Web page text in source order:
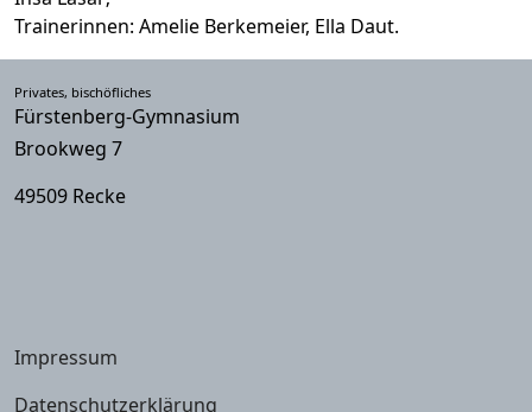
Trainerinnen: Amelie Berkemeier, Ella Daut.
Privates, bischöfliches
Fürstenberg-Gymnasium
Brookweg 7
49509 Recke
Impressum
Datenschutzerklärung